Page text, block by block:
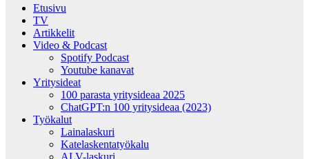
Etusivu
TV
Artikkelit
Video & Podcast
Spotify Podcast
Youtube kanavat
Yritysideat
100 parasta yritysideaa 2025
ChatGPT:n 100 yritysideaa (2023)
Työkalut
Lainalaskuri
Katelaskentatyökalu
ALV-laskuri